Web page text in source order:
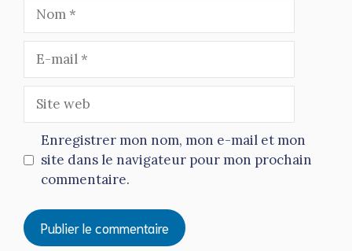
mail
web
Enregistrer mon nom, mon e-mail et mon
site dans le navigateur pour mon prochain
commentaire.